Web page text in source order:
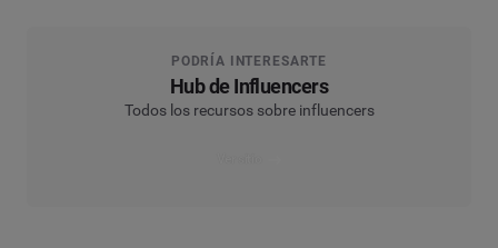
PODRÍA INTERESARTE
Hub de Influencers
Todos los recursos sobre influencers